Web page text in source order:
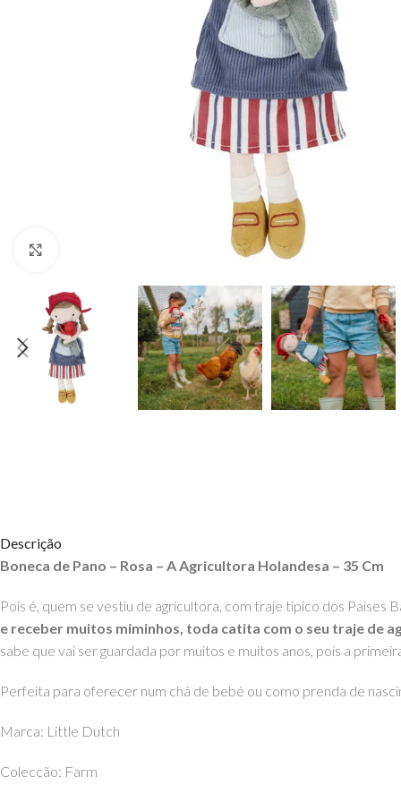
Descrição
Boneca de Pano – Rosa – A Agricultora Holandesa – 35 Cm
Pois é, quem se vestiu de agricultora, com traje tipico dos Paises
e receber muitos miminhos, toda catita com o seu traje de
sabe que vai ser guardada por muitos e muitos anos, pois a
Perfeita para oferecer num chá de bebé ou como prenda de
Marca: Little Dutch
Colecção: Farm